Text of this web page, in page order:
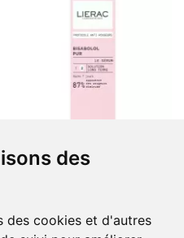
des
des cookies et d'autres
Bisabolol pur serum 30ml